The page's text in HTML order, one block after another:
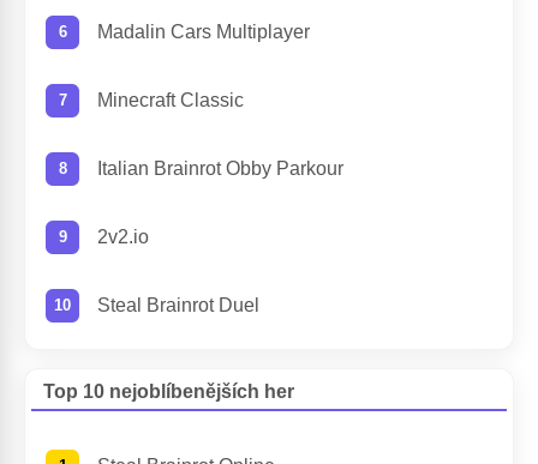
Madalin Cars Multiplayer
Minecraft Classic
Italian Brainrot Obby Parkour
2v2.io
Steal Brainrot Duel
Top 10 nejoblíbenějších her